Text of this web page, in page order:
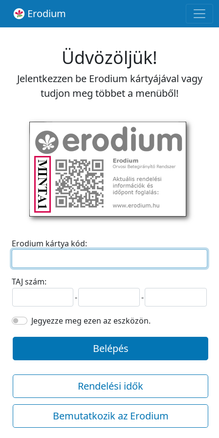
Erodium
Üdvözöljük!
Jelentkezzen be Erodium kártyájával vagy
tudjon meg többet a menüből!
Erodium kártya kód:
TAJ szám:
-
-
Jegyezze meg ezen az eszközön.
Belépés
Rendelési idők
Bemutatkozik az Erodium